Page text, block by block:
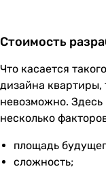
Стоимость
Что касается
дизайна квартиры,
невозможно. Здесь
несколько
площадь
сложность;